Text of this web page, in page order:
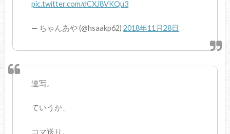
pic.twitter.com/dCXJ8VKQu3
— ちゃんあや (@hsaakp62)2018年11月28日
連写。
ていうか、
コマ送り。